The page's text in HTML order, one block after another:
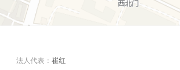
法人代表： 崔红